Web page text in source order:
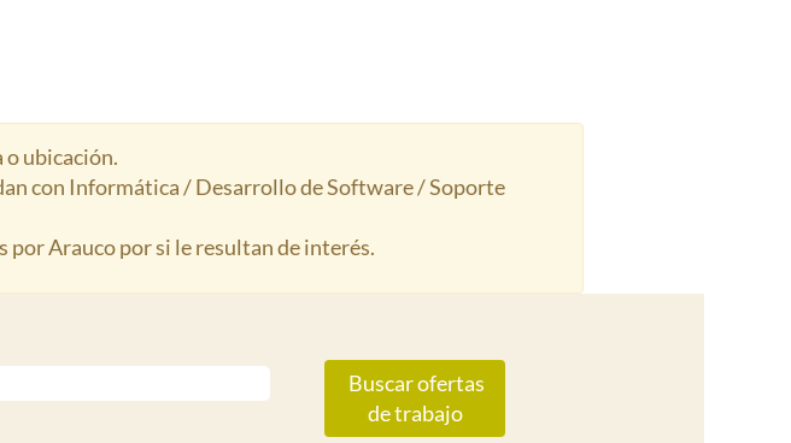
o ubicación.
con Informática / Desarrollo de Software / Soporte
Arauco por si le resultan de interés.